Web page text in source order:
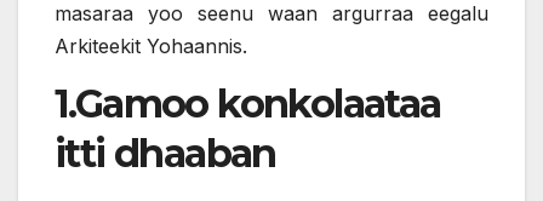
masaraa yoo seenu waan argurraa eegalu
Arkiteekit Yohaannis.
1.Gamoo konkolaataa
itti dhaaban